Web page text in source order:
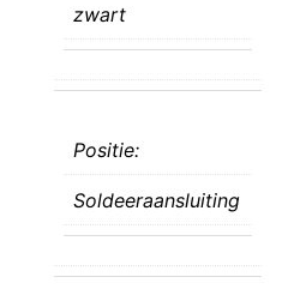
zwart
Positie:
Soldeeraansluiting